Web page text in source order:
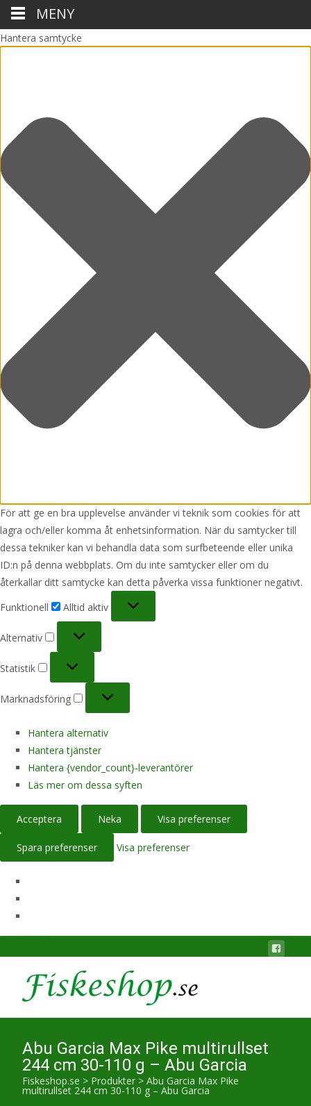
Hantera samtycke
För att ge en bra upplevelse använder vi teknik som cookies för att
lagra och/eller komma åt enhetsinformation. När du samtycker till
dessa tekniker kan vi behandla data som surfbeteende eller unika
ID:n på denna webbplats. Om du inte samtycker eller om du
återkallar ditt samtycke kan detta påverka vissa funktioner negativt.
Funktionell
Alltid aktiv
Alternativ
Statistik
Marknadsföring
Hantera alternativ
Hantera tjänster
Hantera {vendor_count}-leverantörer
Läs mer om dessa syften
Acceptera Neka Visa preferenser
Spara preferenser Visa preferenser
Abu Garcia Max Pike multirullset
244 cm 30-110 g – Abu Garcia
Fiskeshop.se > Produkter > Abu Garcia Max Pike
multirullset 244 cm 30-110 g – Abu Garcia
MENY